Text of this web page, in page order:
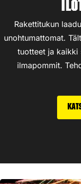
Rakettitukun
unohtumattomat.
tuotteet ja kaikki
ilmapommit.